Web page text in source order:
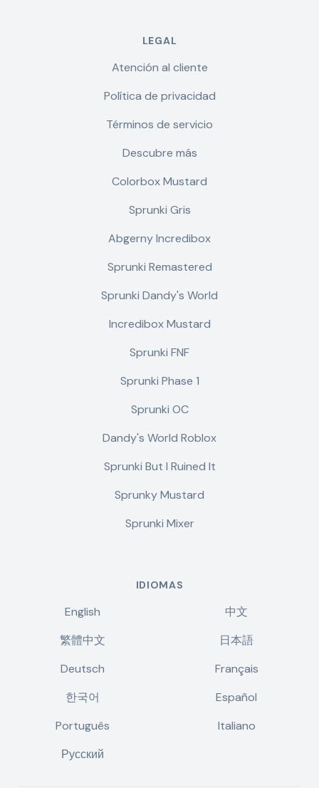
LEGAL
Atención al cliente
Política de privacidad
Términos de servicio
Descubre más
Colorbox Mustard
Sprunki Gris
Abgerny Incredibox
Sprunki Remastered
Sprunki Dandy's World
Incredibox Mustard
Sprunki FNF
Sprunki Phase 1
Sprunki OC
Dandy's World Roblox
Sprunki But I Ruined It
Sprunky Mustard
Sprunki Mixer
IDIOMAS
English
中文
繁體中文
日本語
Deutsch
Français
한국어
Español
Português
Italiano
Русский